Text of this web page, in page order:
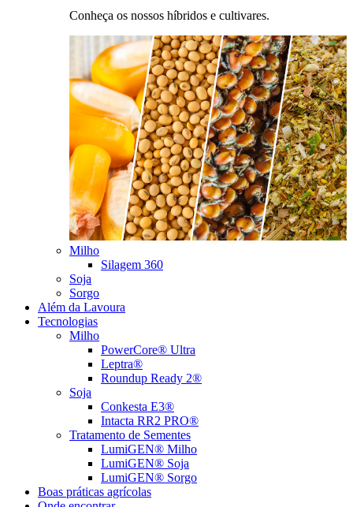
Conheça os nossos híbridos e cultivares.
Milho
Silagem 360
Soja
Sorgo
Além da Lavoura
Tecnologias
Milho
PowerCore® Ultra
Leptra®
Roundup Ready 2®
Soja
Conkesta E3®
Intacta RR2 PRO®
Tratamento de Sementes
LumiGEN® Milho
LumiGEN® Soja
LumiGEN® Sorgo
Boas práticas agrícolas